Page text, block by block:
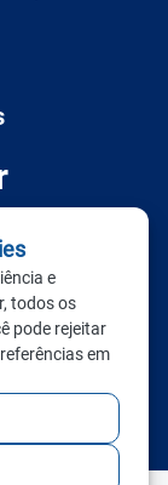
nº 777 –
78535-
e
todos os
pode rejeitar
em